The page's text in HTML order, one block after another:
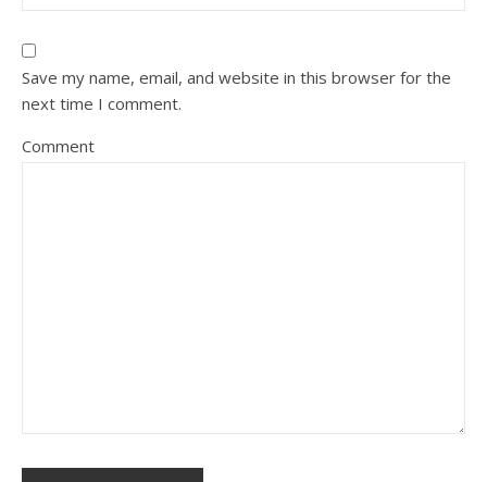
Save my name, email, and website in this browser for the
next time I comment.
Comment